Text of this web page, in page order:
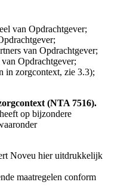
van Opdrachtgever;
van Opdrachtgever;
Opdrachtgever;
in zorgcontext, zie 3.3);
(NTA 7516).
op bijzondere
Noveu hier uitdrukkelijk
maatregelen conform